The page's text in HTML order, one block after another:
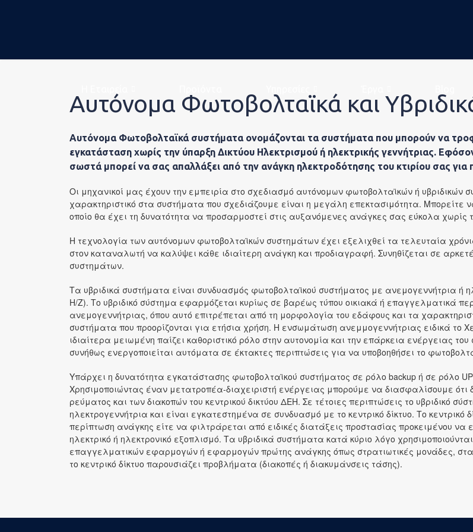
Η ομάδα μας
Η Eταιρεία
Εταιρικά Νέα
Εταιρική Κοινωνική Ευθύνη
Θέσεις εργασίας
Επικοινωνία
Αυτόνομα Φωτοβολταϊκά και
Αυτόνομα Φωτοβολταϊκά συστήματα ονομάζονται τα συστήματα που μπορούν να
εγκατάσταση χωρίς την ύπαρξη Δικτύου Ηλεκτρισμού ή ηλεκτρικής γεννήτριας.
σωστά μπορεί να σας απαλλάξει από την ανάγκη ηλεκτροδότησης του κτιρίου σας για
Οι μηχανικοί μας έχουν την εμπειρία στο σχεδιασμό αυτόνομων φωτοβολταϊκών ή
χαρακτηριστικό στα συστήματα που σχεδιάζουμε είναι η μεγάλη επεκτασιμότητα.
οποίο θα έχει τη δυνατότητα να προσαρμοστεί στις αυξανόμενες ανάγκες σας εύκολα χωρίς
Η τεχνολογία των αυτόνομων φωτοβολταϊκών συστημάτων έχει εξελιχθεί τα τελευταία
στον καταναλωτή να καλύψει κάθε ιδιαίτερη ανάγκη και προδιαγραφή. Συνηθίζεται σε
συστημάτων.
Τα υβριδικά συστήματα είναι συνδυασμός φωτοβολταϊκού συστήματος με ανεμογεννήτρια ή
Η/Ζ). Το υβριδικό σύστημα εφαρμόζεται κυρίως σε βαρέως τύπου οικιακά ή επαγγελματικά
ανεμογεννήτριας, όπου αυτό επιτρέπεται από τη μορφολογία του εδάφους και τα
συστήματα που προορίζονται για ετήσια χρήση. Η ενσωμάτωση ανεμμογεννήτριας ειδικά
ιδιαίτερα μειωμένη παίζει καθοριστικό ρόλο στην αυτονομία και την επάρκεια ενέργειας
συνήθως ενεργοποιείται αυτόματα σε έκτακτες περιπτώσεις για να υποβοηθήσει το
Υπάρχει η δυνατότητα εγκατάστασης φωτοβολταϊκού συστήματος σε ρόλο backup ή σε ρόλο
Χρησιμοποιώντας έναν μετατροπέα-διαχειριστή ενέργειας μπορούμε να διασφαλίσουμε
ρεύματος και των διακοπών του κεντρικού δικτύου ΔΕΗ. Σε τέτοιες περιπτώσεις το υβριδικό
ηλεκτρογεννήτρια και είναι εγκατεστημένα σε συνδυασμό με το κεντρικό δίκτυο. Το κεντρικό
περίπτωση ανάγκης είτε να φιλτράρεται από ειδικές διατάξεις προστασίας προκειμένου να
ηλεκτρικό ή ηλεκτρονικό εξοπλισμό. Τα υβριδικά συστήματα κατά κύριο λόγο
επαγγελματικών εφαρμογών ή εφαρμογών πρώτης ανάγκης όπως στρατιωτικές μονάδες,
το κεντρικό δίκτυο παρουσιάζει προβλήματα (διακοπές ή διακυμάνσεις τάσης).